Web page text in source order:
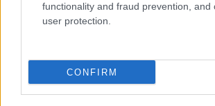
functionality and fraud prevention, and
user protection.
CONFIRM
Porto Rotondo ospita la grande
Controlli all’aeroporto di Olbia,
caviale e sabbia rubata